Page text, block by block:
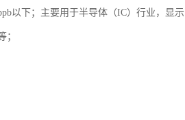
以下；主要用于半导体（IC）行业，显示
；